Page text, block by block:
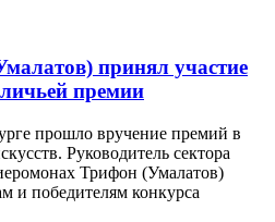
принял участие
премии
прошло вручение премий в
Руководитель сектора
Трифон (Умалатов)
и победителям конкурса